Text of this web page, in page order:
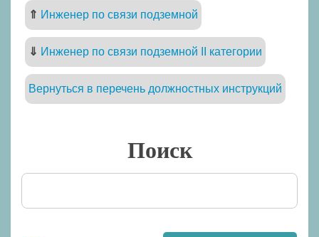
⇑ Инженер по связи подземной
⇓ Инженер по связи подземной II категории
Вернуться в перечень должностных инструкций
Поиск